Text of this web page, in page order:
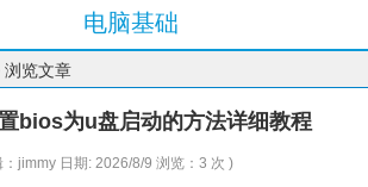
电脑基础
浏览文章
bios为u盘启动的方法详细教程
：jimmy 日期: 2026/8/9 浏览：3 次 )